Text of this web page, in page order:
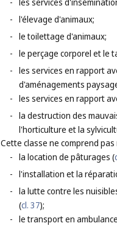
- l'élevage d'animaux;
- le toilettage d'animaux;
- le perçage corporel et le
- les services en rapport
d'aménagements
- les services en rapport
- la destruction des
l'horticulture et la
Cette classe ne comprend
- la location de pâturages (
- l'installation et la
- la lutte contre les
(cl. 37);
- le transport en